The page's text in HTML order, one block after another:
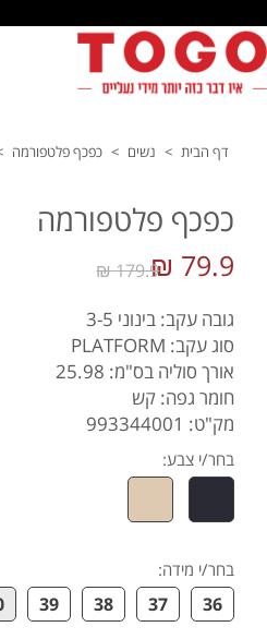
דף הבית > נשים > כפכף פלטפורמה
כפכף פלטפורמה
79.9 ₪
179.9 ₪
גובה עקב: בינוני 3-5
סוג עקב: PLATFORM
אורך סוליה בס"מ: 25.98
חומר גפה: קש
מק"ט: 993344001
בחר/י צבע:
בחר/י מידה:
36
37
38
39